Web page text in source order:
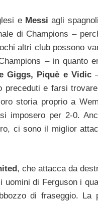
e Messiagli
di Champions –
altri club possono
– in quanto
Giggs, Piquè e Vidic
e farsi
storia proprio a
imposero per 2-0.
ci sono il miglior
, che attacca da
uomini di Ferguson i
di fraseggio. La